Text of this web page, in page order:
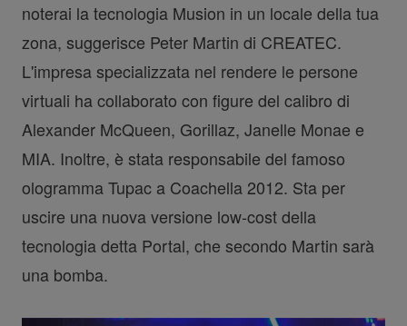
noterai la tecnologia Musion in un locale della tua
zona, suggerisce Peter Martin di CREATEC.
L'impresa specializzata nel rendere le persone
virtuali ha collaborato con figure del calibro di
Alexander McQueen, Gorillaz, Janelle Monae e
MIA. Inoltre, è stata responsabile del famoso
ologramma Tupac a Coachella 2012. Sta per
uscire una nuova versione low-cost della
tecnologia detta Portal, che secondo Martin sarà
una bomba.